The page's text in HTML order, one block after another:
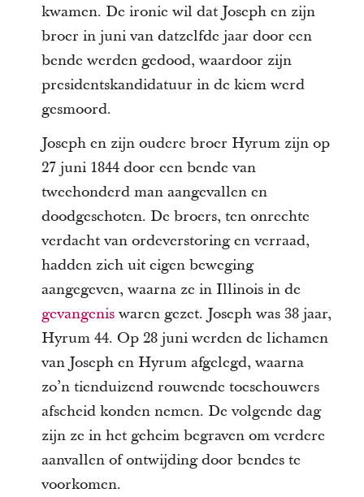
kwamen. De ironie wil dat Joseph en zijn
broer in juni van datzelfde jaar door een
bende werden gedood, waardoor zijn
presidentskandidatuur in de kiem werd
gesmoord.
Joseph en zijn oudere broer Hyrum zijn op
27 juni 1844 door een bende van
tweehonderd man aangevallen en
doodgeschoten. De broers, ten onrechte
verdacht van ordeverstoring en verraad,
hadden zich uit eigen beweging
aangegeven, waarna ze in Illinois in de
gevangeniswaren gezet. Joseph was 38 jaar,
Hyrum 44. Op 28 juni werden de lichamen
van Joseph en Hyrum afgelegd, waarna
zo’n tienduizend rouwende toeschouwers
afscheid konden nemen. De volgende dag
zijn ze in het geheim begraven om verdere
aanvallen of ontwijding door bendes te
voorkomen.